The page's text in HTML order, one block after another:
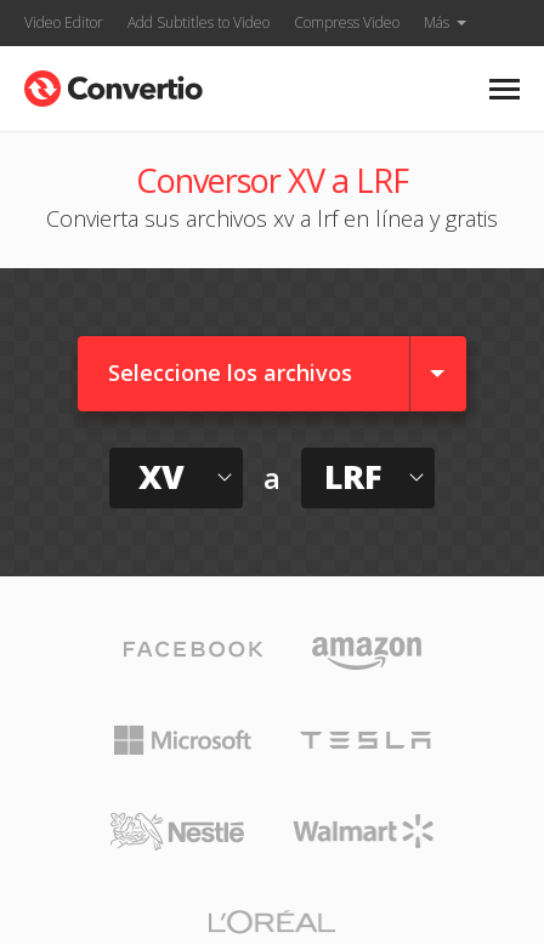
Video Editor Add Subtitles to Video Compress Video Más
Conversor XV a LRF
Convierta sus archivos xv a lrf en línea y gratis
Seleccione los archivos
XV a LRF